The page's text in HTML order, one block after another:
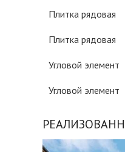
Плитка рядовая
Плитка рядовая
Угловой элемент
Угловой элемент